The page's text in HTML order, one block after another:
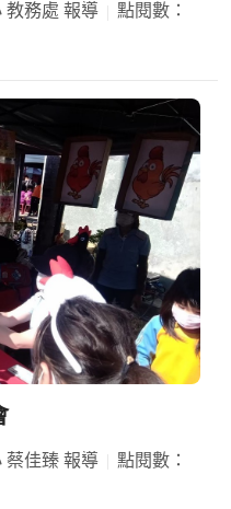
教務處 報導
點閱數：
蔡佳臻 報導
點閱數：